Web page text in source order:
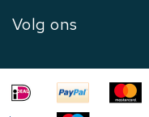
Volg ons